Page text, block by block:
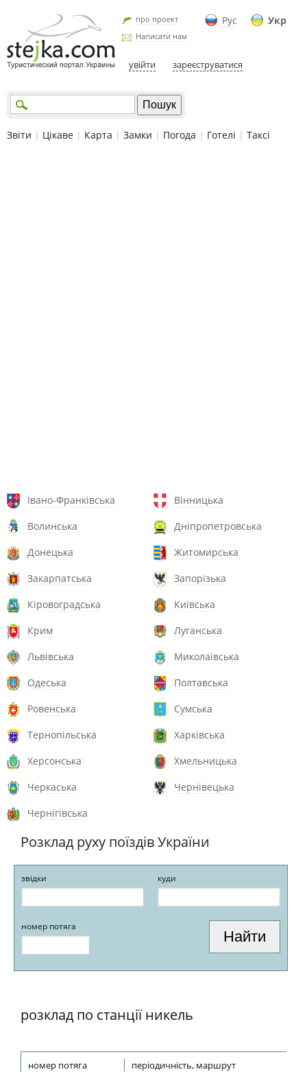
Рус Укр
про проект
Написати нам
увійти зареєструватися
Звіти | Цікаве | Карта | Замки | Погода | Готелі | Таксі
Івано-Франківська
Вінницька
Волинська
Дніпропетровська
Донецька
Житомирська
Закарпатська
Запорізька
Кіровоградська
Київська
Крим
Луганська
Львівська
Миколаївська
Одеська
Полтавська
Ровенська
Сумська
Тернопільська
Харківська
Херсонська
Хмельницька
Черкаська
Чернівецька
Чернігівська
Розклад руху поїздів України
звідки куди
номер потяга
розклад по станції никель
номер потяга періодичність, маршрут